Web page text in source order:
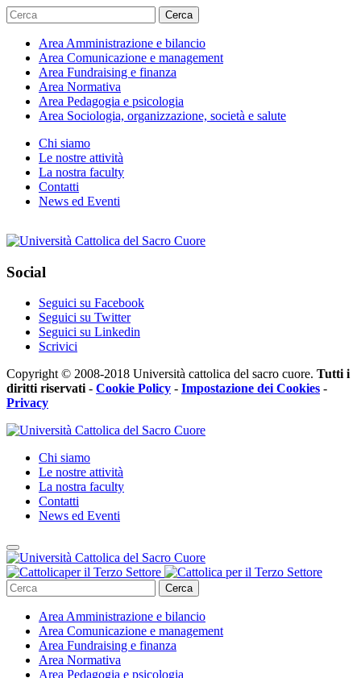
Cerca
Area Amministrazione e bilancio
Area Comunicazione e management
Area Fundraising e finanza
Area Normativa
Area Pedagogia e psicologia
Area Sociologia, organizzazione, società e salute
Chi siamo
Le nostre attività
La nostra faculty
Contatti
News ed Eventi
Social
Seguici su Facebook
Seguici su Twitter
Seguici su Linkedin
Scrivici
Copyright © 2008-2018 Università cattolica del sacro cuore. Tutti i
diritti riservati- Cookie Policy - Impostazione dei Cookies -
Privacy
Chi siamo
Le nostre attività
La nostra faculty
Contatti
News ed Eventi
Cerca
AreaAmministrazione e bilancio
Area Comunicazione e management
Area Fundraising e finanza
Area Normativa
Area Pedagogia e psicologia